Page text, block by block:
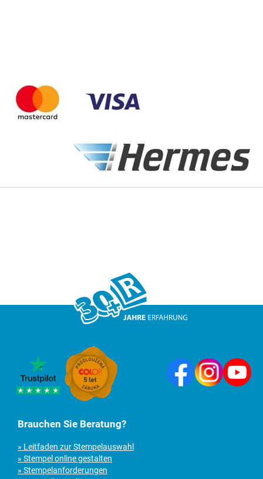
Brauchen Sie Beratung?
» Leitfaden zur Stempelauswahl
» Stempel online gestalten
» Stempelanforderungen